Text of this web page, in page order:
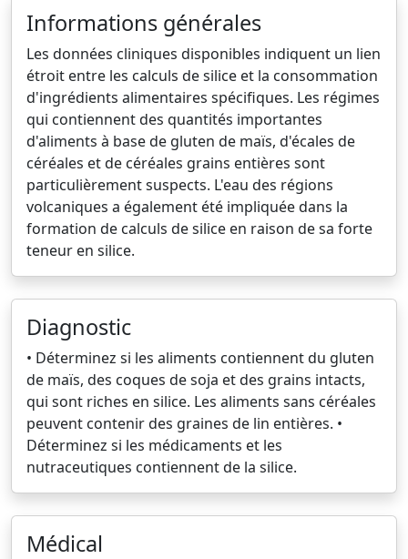
Informations générales
Les données cliniques disponibles indiquent un lien
étroit entre les calculs de silice et la consommation
d'ingrédients alimentaires spécifiques. Les régimes
qui contiennent des quantités importantes
d'aliments à base de gluten de maïs, d'écales de
céréales et de céréales grains entières sont
particulièrement suspects. L'eau des régions
volcaniques a également été impliquée dans la
formation de calculs de silice en raison de sa forte
teneur en silice.
Diagnostic
• Déterminez si les aliments contiennent du gluten
de maïs, des coques de soja et des grains intacts,
qui sont riches en silice. Les aliments sans céréales
peuvent contenir des graines de lin entières. •
Déterminez si les médicaments et les
nutraceutiques contiennent de la silice.
Médical